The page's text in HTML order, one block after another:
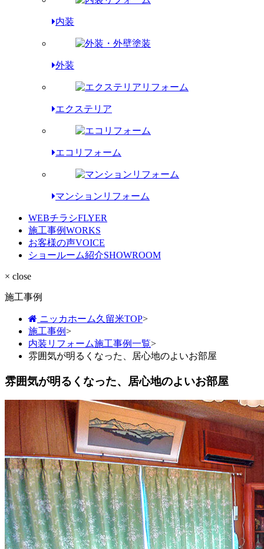
内装
外装
エクステリア
エコリフォーム
マンションリフォーム
WEBチラシFLYER
施工事例WORKS
お客様の声VOICE
ショールーム紹介SHOWROOM
× close
施工事例
ニッカホーム久留米TOP>
施工事例>
内装リフォーム施工事例一覧>
雰囲気が明るくなった、居心地のよいお部屋
雰囲気が明るくなった、居心地のよいお部屋